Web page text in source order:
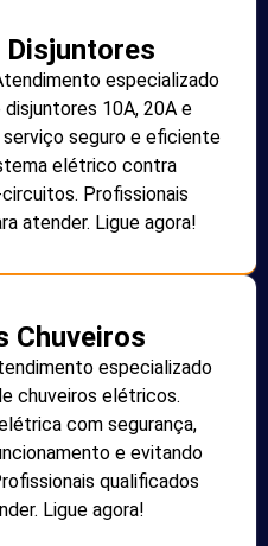
especializado
10A, 20A e
serviço seguro e eficiente
elétrico contra
Profissionais
atender. Ligue agora!
Chuveiros
especializado
chuveiros elétricos.
com segurança,
e evitando
qualificados
Ligue agora!